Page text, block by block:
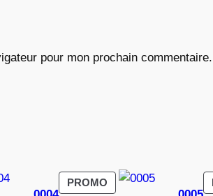
pour mon prochain commentaire.
PROMOPRODUIT